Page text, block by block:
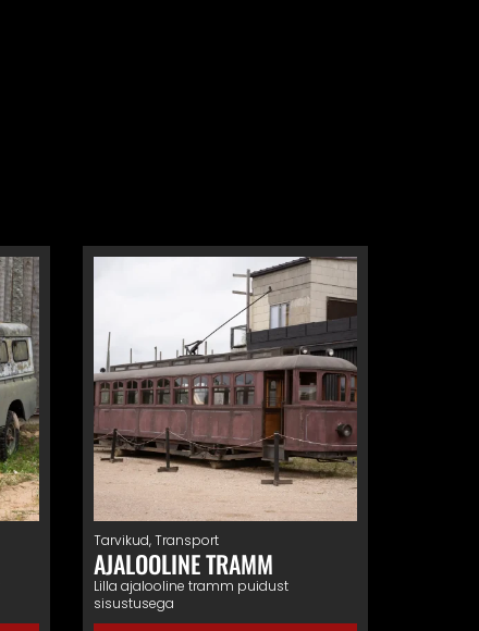
Tarvikud,Transport
AJALOOLINE TRAMM
Lilla ajalooline tramm puidust
sisustusega